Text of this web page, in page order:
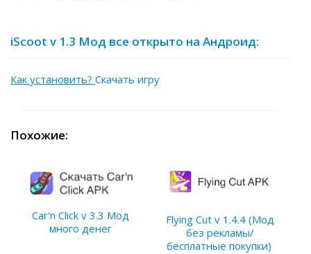
iScoot v 1.3 Мод все открыто на Андроид:
Как установить? Скачать игру
Похожие:
Car'n Click v 3.3 Мод
много денег
Flying Cut v 1.4.4 (Мод
без рекламы/
бесплатные покупки)